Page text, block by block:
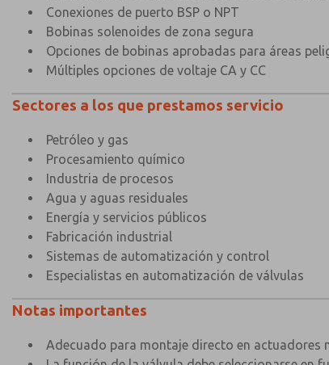
Conexiones de puerto BSP o NPT
Bobinas solenoides de zona segura
Opciones de bobinas aprobadas para áreas
Múltiples opciones de voltaje CA y CC
Sectores a los que prestamos servicio
Petróleo y gas
Procesamiento químico
Industria de procesos
Agua y aguas residuales
Energía y servicios públicos
Fabricación industrial
Sistemas de automatización y control
Especialistas en automatización de válvulas
Notas importantes
Adecuado para montaje directo en actuadores